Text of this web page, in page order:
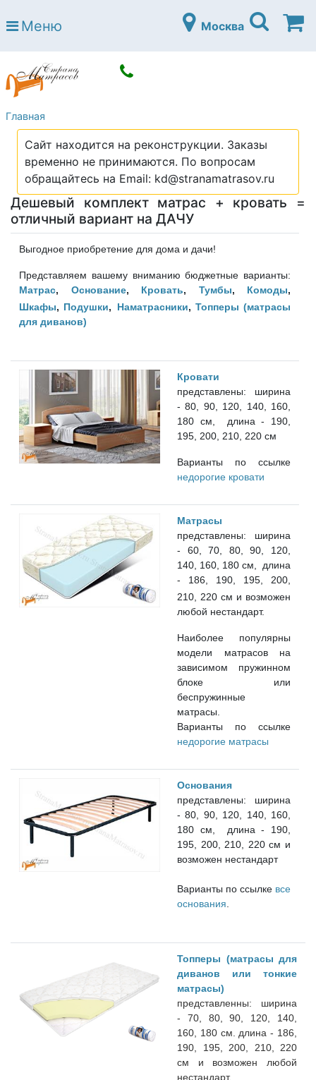
Страна матрасов
Open submenu (Матрасы)
Open submenu (Кровати)
Кровати
Open submenu (Аксессуары)
Open submenu (Диваны)
Диваны
Open submenu (Постельное белье)
Постельное белье
Open submenu (Мебель)
Мебель
Open submenu (Основания)
Основания
Open submenu (Детские матрасы)
Open submenu (Шкафы)
Шкафы
О компании
Доставка по городу
Меню Москва
Главная
Сайт находится на реконструкции. Заказы
временно не принимаются. По вопросам
обращайтесь на Email: kd@stranamatrasov.ru
Дешевый комплект матрас + кровать =
отличный вариант на ДАЧУ
Выгодное приобретение для дома и дачи!
Представляем вашему вниманию бюджетные варианты:
Матрас, Основание, Кровать, Тумбы, Комоды,
Шкафы, Подушки, Наматрасники, Топперы (матрасы
для диванов)
Кровати
представлены: ширина
- 80, 90, 120, 140, 160,
180 см, длина - 190,
195, 200, 210, 220 см
Варианты по ссылке
недорогие кровати
Матрасы
представлены: ширина
- 60, 70, 80, 90, 120,
140, 160, 180 см, длина
- 186, 190, 195, 200,
210, 220 см и возможен
любой нестандарт.
Наиболее популярны
модели матрасов на
зависимом пружинном
блоке или
беспружинные
матрасы.
Варианты по ссылке
недорогие матрасы
Основания
представлены: ширина
- 80, 90, 120, 140, 160,
180 см, длина - 190,
195, 200, 210, 220 см и
возможен нестандарт
Варианты по ссылке все
основания
Топперы (матрасы для
диванов или тонкие
матрасы)
представленны: ширина
- 70, 80, 90, 120, 140,
160, 180 см. длина - 186,
190, 195, 200, 210, 220
см и возможен любой
нестандарт.